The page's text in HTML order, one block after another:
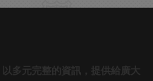
多元完整的資訊，提供給廣大